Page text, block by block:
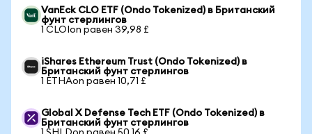
VanEck CLO ETF (Ondo Tokenized) в Британский
фунт стерлингов
1 CLOIon равен 39,98 £
iShares Ethereum Trust (Ondo Tokenized) в
Британский фунт стерлингов
1 ETHAon равен 10,71 £
Global X Defense Tech ETF (Ondo Tokenized) в
Британский фунт стерлингов